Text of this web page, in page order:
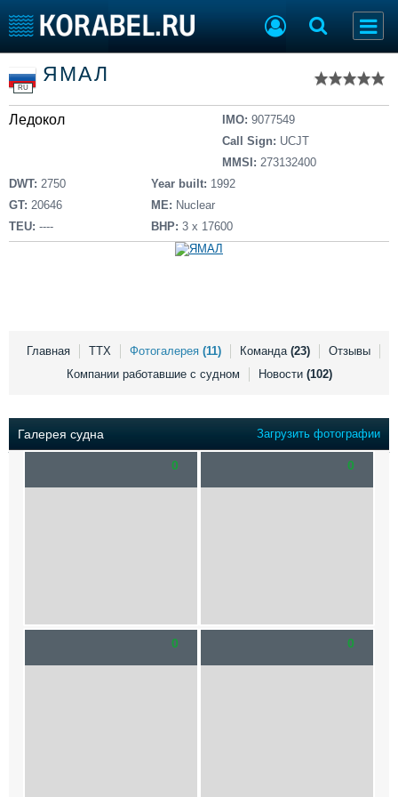
Тип судна
Добавить судно
Добавить проект
Последние 100
Пульс
Новости
Компании
Репутация
Торговая площадка
Доска объявлений
Продажа флота
Оборудование
Изделия
Личности
Словарь
Флот
Форум
Отзывы
RU
ЯМАЛ
Ледокол IMO: 9077549
Call Sign: UCJT
MMSI: 273132400
DWT: 2750
GT: 20646
TEU: ----
Year built: 1992
ME: Nuclear
BHP: 3 x 17600
Главная ТТХ Фотогалерея (11) Команда (23)
Отзывы
Компании работавшие с судном
Новости (102)
Галерея судна Загрузить фотографии
0 0
0 0